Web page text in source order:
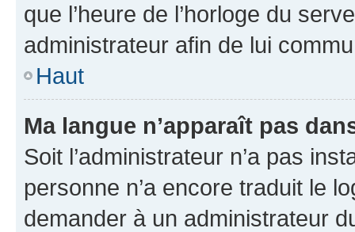
que l’heure de l’horloge du
administrateur afin de lui
Haut
Ma langue n’apparaît pas
Soit l’administrateur n’a pas
personne n’a encore traduit le
demander à un administrateur